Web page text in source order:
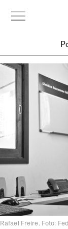
Rafael Freire. Foto: